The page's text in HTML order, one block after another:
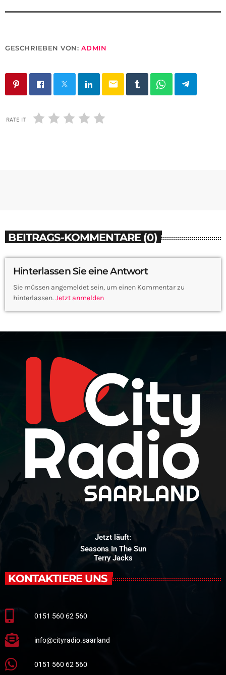
GESCHRIEBEN VON: ADMIN
email
RATE IT
BEITRAGS-KOMMENTARE (0)
Hinterlassen Sie eine Antwort
Sie müssen angemeldet sein, um einen Kommentar zu
hinterlassen. Jetzt anmelden
Jetzt läuft:
Seasons In The Sun
Terry Jacks
KONTAKTIERE UNS
0151 560 62 560
info@cityradio.saarland
0151 560 62 560